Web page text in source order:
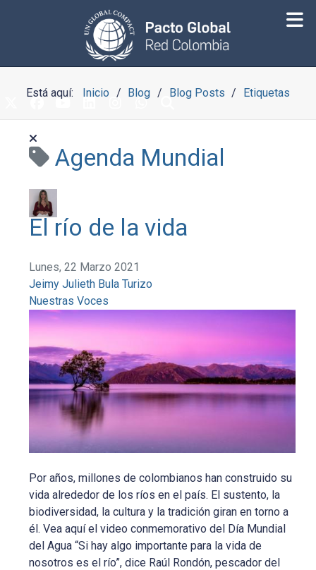
Está aquí: Inicio Blog Blog Posts Etiquetas
Agenda Mundial
El río de la vida
Lunes, 22 Marzo 2021
Jeimy Julieth Bula Turizo
Nuestras Voces
Por años, millones de colombianos han construido su
vida alrededor de los ríos en el país. El sustento, la
biodiversidad, la cultura y la tradición giran en torno a
él. Vea aquí el video conmemorativo del Día Mundial
del Agua “Si hay algo importante para la vida de
nosotros es el río”, dice Raúl Rondón, pescador del